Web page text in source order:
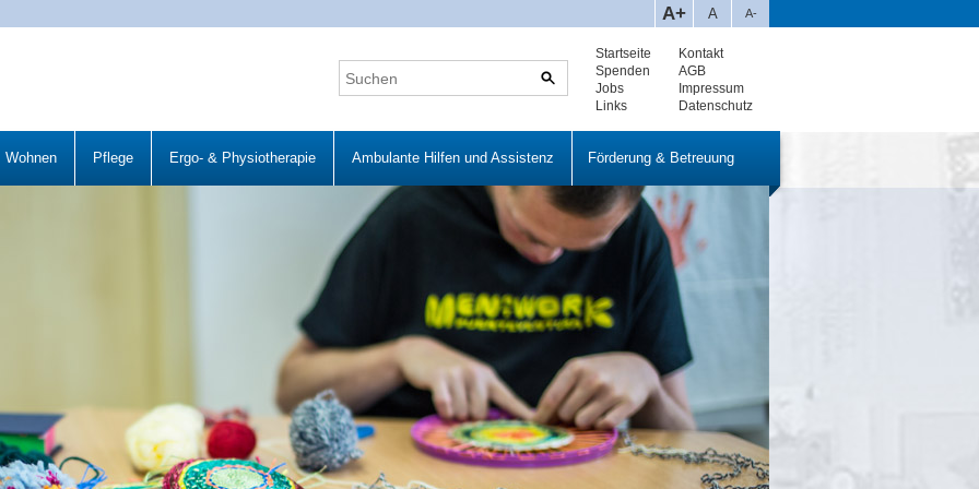
A+ A A-
Startseite
Spenden
Jobs
Links
Kontakt
AGB
Impressum
Datenschutz
Wohnen Pflege Ergo- & Physiotherapie Ambulante Hilfen und Assistenz Förderung & Betreuung